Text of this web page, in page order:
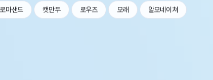
로마샌드 캣만두 로우즈 모래 알모네이쳐